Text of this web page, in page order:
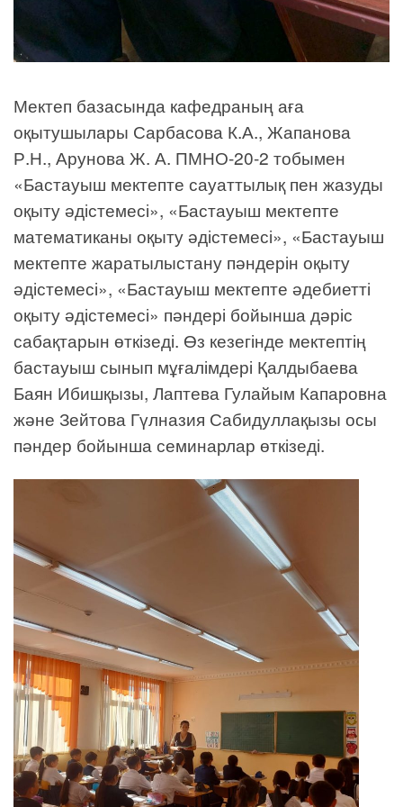
Мектеп базасында кафедраның аға
оқытушылары Сарбасова К.А., Жапанова
Р.Н., Арунова Ж. А. ПМНО-20-2 тобымен
«Бастауыш мектепте сауаттылық пен жазуды
оқыту әдістемесі», «Бастауыш мектепте
математиканы оқыту әдістемесі», «Бастауыш
мектепте жаратылыстану пәндерін оқыту
әдістемесі», «Бастауыш мектепте әдебиетті
оқыту әдістемесі» пәндері бойынша дәріс
сабақтарын өткізеді. Өз кезегінде мектептің
бастауыш сынып мұғалімдері Қалдыбаева
Баян Ибишқызы, Лаптева Гулайым Капаровна
және Зейтова Гүлназия Сабидуллақызы осы
пәндер бойынша семинарлар өткізеді.